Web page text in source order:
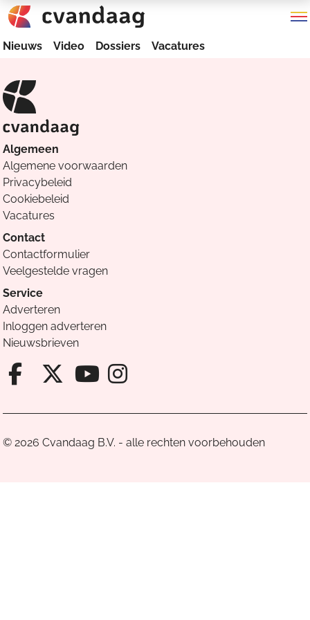
Nieuws Video Dossiers Vacatures
Algemeen
Algemene voorwaarden
Privacybeleid
Cookiebeleid
Vacatures
Contact
Contactformulier
Veelgestelde vragen
Service
Adverteren
Inloggen adverteren
Nieuwsbrieven
Facebook van Cvandaag
X van Cvandaag
Instagram van
© 2026 Cvandaag B.V. - alle rechten voorbehouden